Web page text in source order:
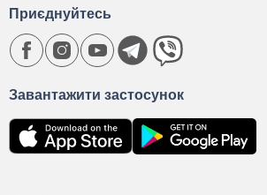
Завантажити застосунок
Приєднуйтесь